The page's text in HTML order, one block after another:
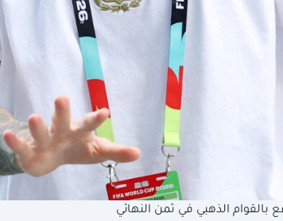
الذهبي في ثمن النهائي